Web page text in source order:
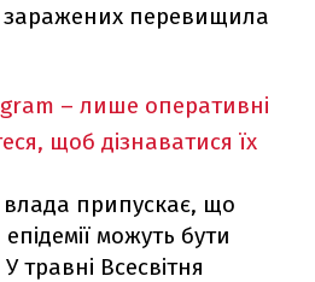
заражених перевищила
– лише оперативні
щоб дізнаватися їх
влада припускає, що
можуть бути
травні Всесвітня